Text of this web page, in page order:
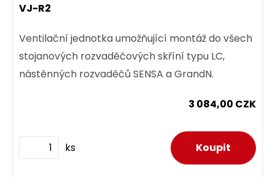
VJ-R2
Ventilační jednotka umožňující montáž do všech
stojanových rozvaděčových skříní typu LC,
nástěnných rozvaděčů SENSA a GrandN.
3 084,00 CZK
ks